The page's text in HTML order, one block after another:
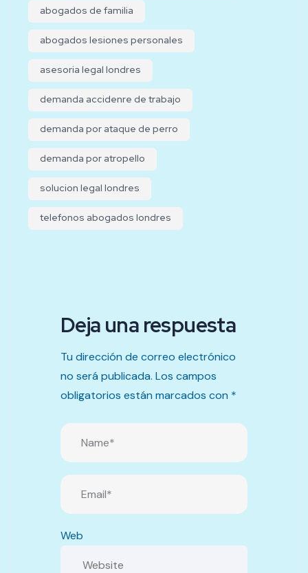
abogados de familia
abogados lesiones personales
asesoria legal londres
demanda accidenre de trabajo
demanda por ataque de perro
demanda por atropello
solucion legal londres
telefonos abogados londres
Deja una respuesta
Tu dirección de correo electrónico
no será publicada. Los campos
obligatorios están marcados con *
Web